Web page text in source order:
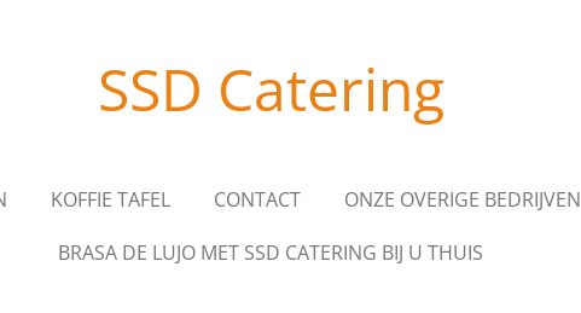
SSD Catering
KOFFIE TAFEL CONTACT ONZE OVERIGE BEDRIJVEN
BRASA DE LUJO MET SSD CATERING BIJ U THUIS